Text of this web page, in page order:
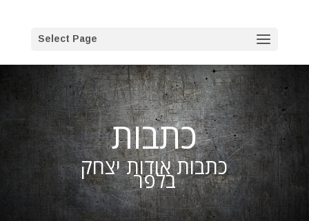
Select Page
כתבות
כתבות אודות יצחק
בלפר